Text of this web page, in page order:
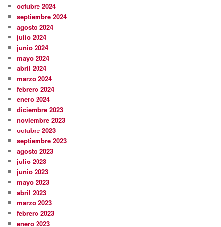
octubre 2024
septiembre 2024
agosto 2024
julio 2024
junio 2024
mayo 2024
abril 2024
marzo 2024
febrero 2024
enero 2024
diciembre 2023
noviembre 2023
octubre 2023
septiembre 2023
agosto 2023
julio 2023
junio 2023
mayo 2023
abril 2023
marzo 2023
febrero 2023
enero 2023